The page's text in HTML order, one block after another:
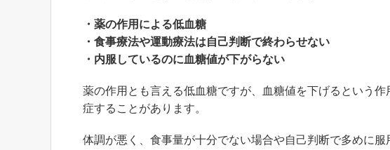
・薬の作用による低血糖
・食事療法や運動療法は自己判断で終わらせない
・内服しているのに血糖値が下がらない
薬の作用とも言える低血糖ですが、血糖値を下げるという
症することがあります。
体調が悪く、食事量が十分でない場合や自己判断で多めに服